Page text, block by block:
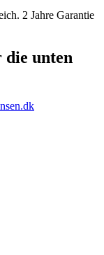
2 Jahre Garantie
die unten